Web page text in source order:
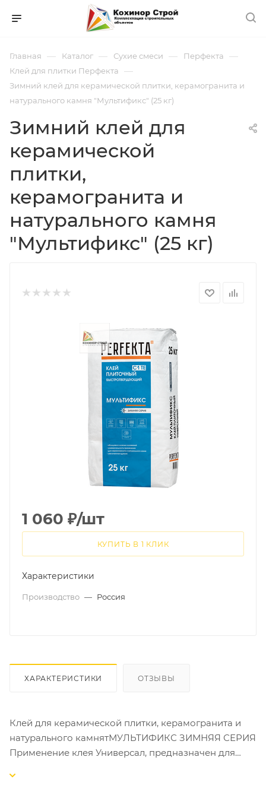
Главная — Каталог — Сухие смеси — Перфекта —
Клей для плитки Перфекта —
Зимний клей для керамической плитки, керамогранита и
натурального камня "Мультификс" (25 кг)
Зимний клей для
керамической
плитки,
керамогранита и
натурального камня
"Мультификс" (25 кг)
1 060 ₽/шт
КУПИТЬ В 1 КЛИК
Характеристики
Производство — Россия
ХАРАКТЕРИСТИКИ ОТЗЫВЫ
Клей для керамической плитки, керамогранита и
натурального камнятМУЛЬТИФИКС ЗИМНЯЯ СЕРИЯ
Применение клея Универсал, предназначен для